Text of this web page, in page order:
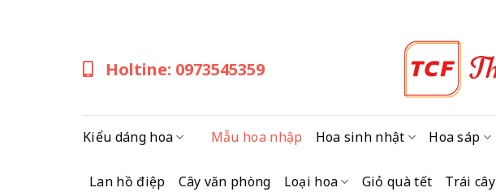
Holtine: 0973545359
Kiểu dáng hoa Mẫu hoa nhập Hoa sinh nhật Hoa sáp
Lan hồ điệp Cây văn phòng Loại hoa Giỏ quà tết Trái cây